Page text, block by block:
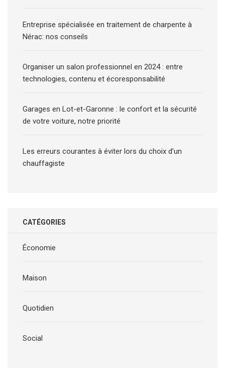
Entreprise spécialisée en traitement de charpente à
Nérac: nos conseils
Organiser un salon professionnel en 2024 : entre
technologies, contenu et écoresponsabilité
Garages en Lot-et-Garonne : le confort et la sécurité
de votre voiture, notre priorité
Les erreurs courantes à éviter lors du choix d’un
chauffagiste
CATÉGORIES
Économie
Maison
Quotidien
Social